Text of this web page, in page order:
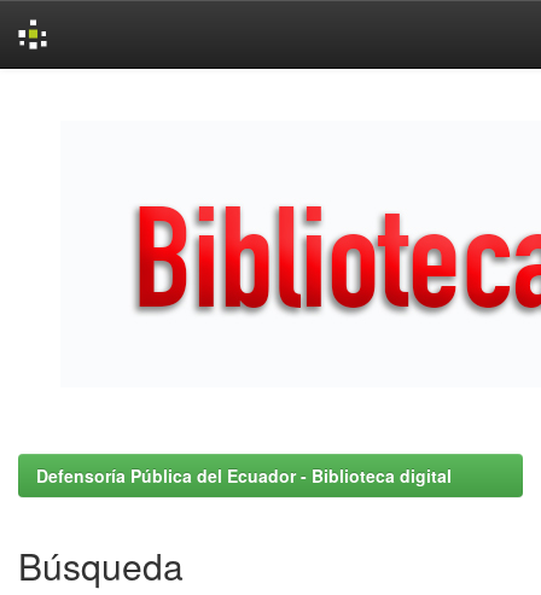
Defensoría Pública del Ecuador - Biblioteca digital
Búsqueda